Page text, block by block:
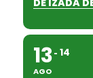
DE IZADA
13
AGO
14